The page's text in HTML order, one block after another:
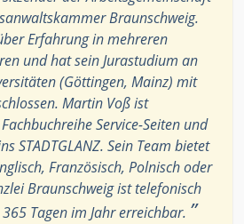
Braunschweig.
Erfahrung in mehreren
und hat sein Jurastudium an
(Göttingen, Mainz) mit
Martin Voß ist
Service-Seiten und
STADTGLANZ. Sein Team bietet
Französisch, Polnisch oder
Braunschweig ist telefonisch
Tagen im Jahr erreichbar. ”